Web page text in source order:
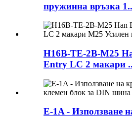
пружинна връзка
H16B-TE-2B-M25
Entry LC 2 макари
E-1A - Използване